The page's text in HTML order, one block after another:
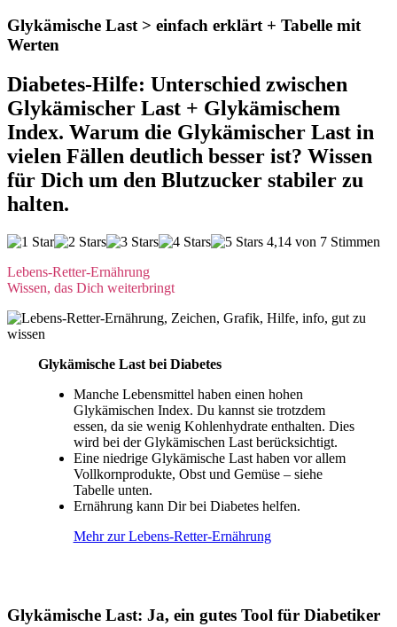
Glykämische Last > einfach erklärt + Tabelle mit
Werten
Diabetes-Hilfe: Unterschied zwischen
Glykämischer Last + Glykämischem
Index. Warum die Glykämischer Last in
vielen Fällen deutlich besser ist? Wissen
für Dich um den Blutzucker stabiler zu
halten.
4,14 von 7 Stimmen
Lebens-Retter-Ernährung
Wissen, das Dich weiterbringt
Glykämische Last bei Diabetes
Manche Lebensmittel haben einen hohen
Glykämischen Index. Du kannst sie trotzdem
essen, da sie wenig Kohlenhydrate enthalten. Dies
wird bei der Glykämischen Last berücksichtigt.
Eine niedrige Glykämische Last haben vor allem
Vollkornprodukte, Obst und Gemüse – siehe
Tabelle unten.
Ernährung kann Dir bei Diabetes helfen.
Mehr zur Lebens-Retter-Ernährung
Glykämische Last: Ja, ein gutes Tool für Diabetiker